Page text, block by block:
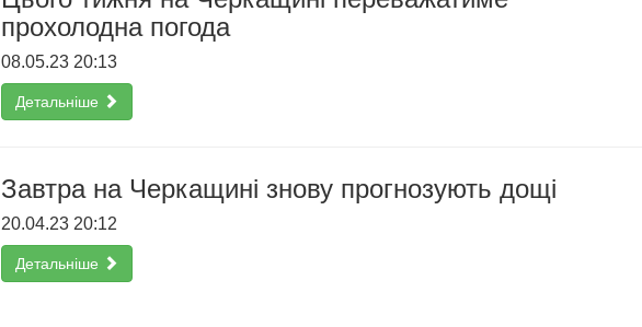
прохолодна погода
08.05.23 20:13
Детальніше
Завтра на Черкащині знову прогнозують дощі
20.04.23 20:12
Детальніше